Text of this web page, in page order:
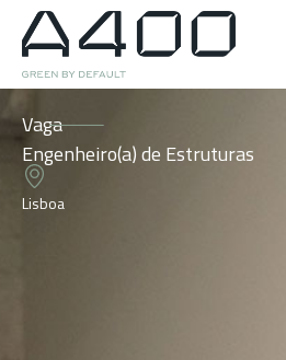
Vaga
Engenheiro(a) de Estruturas
Lisboa